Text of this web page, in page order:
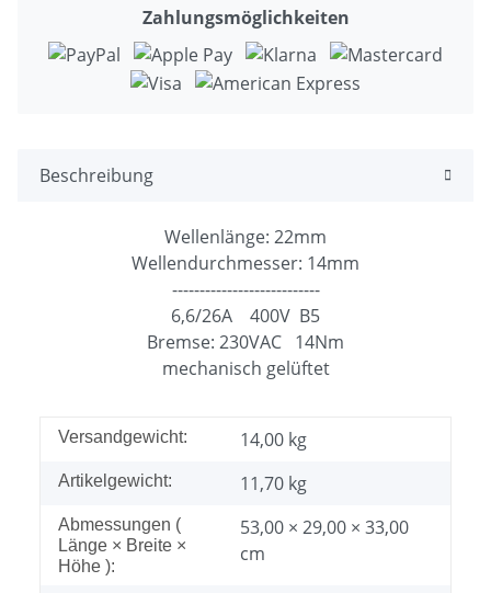
Zahlungsmöglichkeiten
Beschreibung
Wellenlänge: 22mm
Wellendurchmesser: 14mm
---------------------------
6,6/26A 400V B5
Bremse: 230VAC 14Nm
mechanisch gelüftet
Versandgewicht: 14,00 kg
Artikelgewicht: 11,70 kg
Abmessungen (
Länge × Breite ×
Höhe ):
53,00 × 29,00 × 33,00
cm